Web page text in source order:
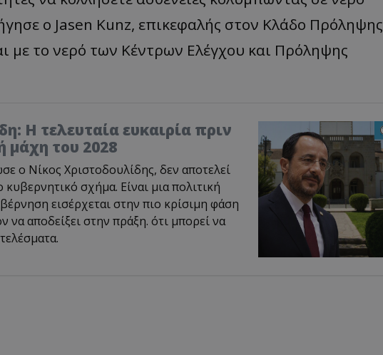
ο Jasen Kunz, επικεφαλής στον Κλάδο Πρόληψης
με το νερό των Κέντρων Ελέγχου και Πρόληψης
Η τελευταία ευκαιρία πριν
μάχη του 2028
ο Νίκος Χριστοδουλίδης, δεν αποτελεί
σχήμα. Είναι μια πολιτική
εισέρχεται στην πιο κρίσιμη φάση
να αποδείξει στην πράξη. ότι μπορεί να